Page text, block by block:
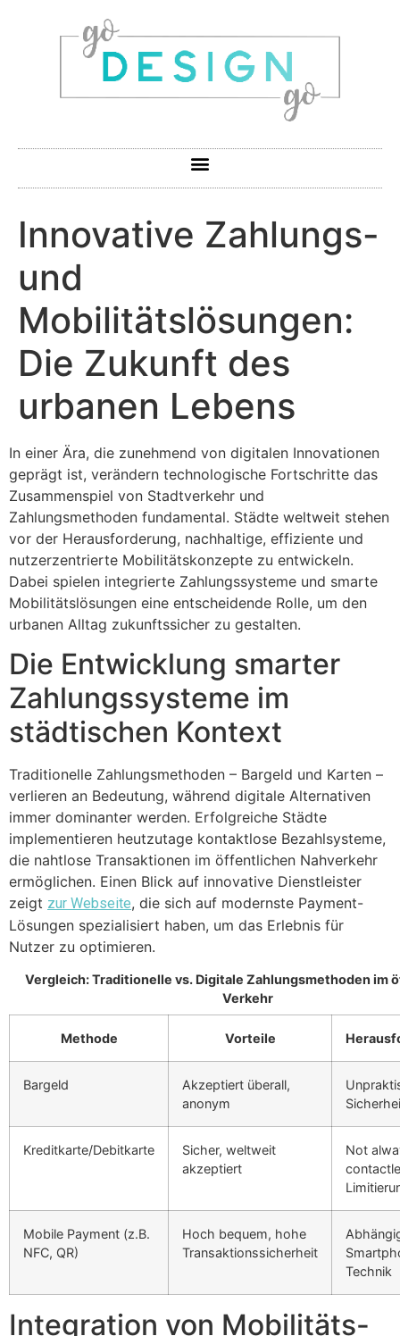
Innovative Zahlungs-
und
Mobilitätslösungen:
Die Zukunft des
urbanen Lebens
In einer Ära, die zunehmend von digitalen Innovationen
geprägt ist, verändern technologische Fortschritte das
Zusammenspiel von Stadtverkehr und
Zahlungsmethoden fundamental. Städte weltweit stehen
vor der Herausforderung, nachhaltige, effiziente und
nutzerzentrierte Mobilitätskonzepte zu entwickeln.
Dabei spielen integrierte Zahlungssysteme und smarte
Mobilitätslösungen eine entscheidende Rolle, um den
urbanen Alltag zukunftssicher zu gestalten.
Die Entwicklung smarter
Zahlungssysteme im
städtischen Kontext
Traditionelle Zahlungsmethoden – Bargeld und Karten –
verlieren an Bedeutung, während digitale Alternativen
immer dominanter werden. Erfolgreiche Städte
implementieren heutzutage kontaktlose Bezahlsysteme,
die nahtlose Transaktionen im öffentlichen Nahverkehr
ermöglichen. Einen Blick auf innovative Dienstleister
zeigt zur Webseite, die sich auf modernste Payment-
Lösungen spezialisiert haben, um das Erlebnis für
Nutzer zu optimieren.
Vergleich: Traditionelle vs. Digitale Zahlungsmethoden im
Verkehr
Methode Vorteile
Bargeld
Akzeptiert überall,
anonym
Kreditkarte/Debitkarte
Sicher, weltweit
akzeptiert
Not
Mobile Payment (z.B.
NFC, QR)
Hoch bequem, hohe
Transaktionssicherheit
Technik
Integration von Mobilitäts-